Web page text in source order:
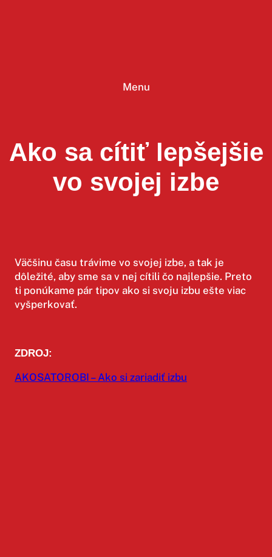
Menu
Ako sa cítiť lepšejšie
vo svojej izbe
Väčšinu času trávime vo svojej izbe, a tak je
dôležité, aby sme sa v nej cítili čo najlepšie. Preto
ti ponúkame pár tipov ako si svoju izbu ešte viac
vyšperkovať.
ZDROJ:
AKOSATOROBI – Ako si zariadiť izbu